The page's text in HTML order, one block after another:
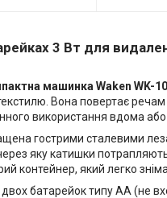
3 Вт для
машинка Waken WK-
Вона повертає
використання вдома
гострими сталевими
яку катишки
контейнер, який легко
батарейок типу AA (не